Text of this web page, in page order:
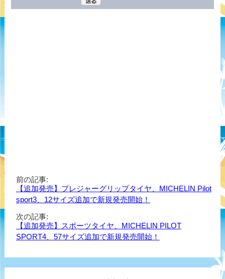
前の記事:
【追加発売】プレジャーグリップタイヤ、MICHELIN Pilot
sport3、12サイズ追加で新規発売開始！
次の記事:
【追加発売】スポーツタイヤ、MICHELIN PILOT
SPORT4、57サイズ追加で新規発売開始！